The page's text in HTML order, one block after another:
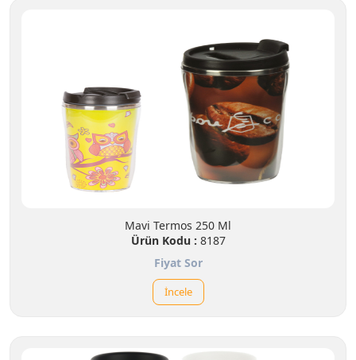
Mavi Termos 250 Ml
Ürün Kodu : 8187
Fiyat Sor
İncele